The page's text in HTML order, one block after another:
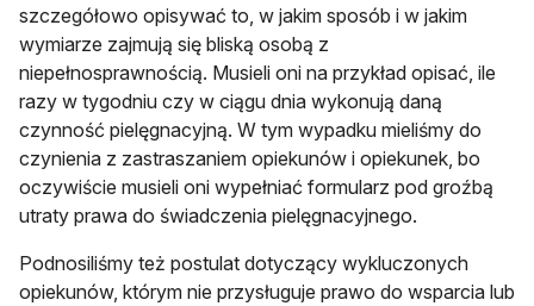
szczegółowo opisywać to, w jakim sposób i w jakim
wymiarze zajmują się bliską osobą z
niepełnosprawnością. Musieli oni na przykład opisać, ile
razy w tygodniu czy w ciągu dnia wykonują daną
czynność pielęgnacyjną. W tym wypadku mieliśmy do
czynienia z zastraszaniem opiekunów i opiekunek, bo
oczywiście musieli oni wypełniać formularz pod groźbą
utraty prawa do świadczenia pielęgnacyjnego.
Podnosiliśmy też postulat dotyczący wykluczonych
opiekunów, którym nie przysługuje prawo do wsparcia lub